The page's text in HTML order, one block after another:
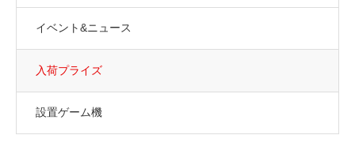
イベント&ニュース
入荷プライズ
設置ゲーム機